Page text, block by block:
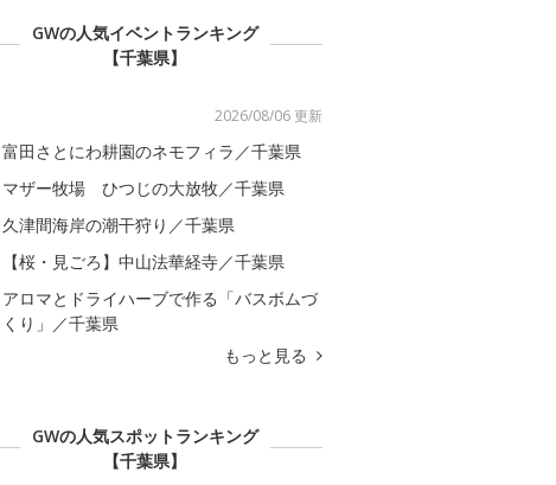
GWの人気イベントランキング
【千葉県】
2026/08/06 更新
富田さとにわ耕園のネモフィラ／千葉県
マザー牧場 ひつじの大放牧／千葉県
久津間海岸の潮干狩り／千葉県
【桜・見ごろ】中山法華経寺／千葉県
アロマとドライハーブで作る「バスボムづ
くり」／千葉県
もっと見る
GWの人気スポットランキング
【千葉県】